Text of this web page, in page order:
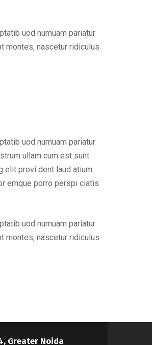
uod numuam pariatur
montes, nascetur ridiculus
uod numuam pariatur
ullam cum est sunt
elit provi dent laud atium
emque porro perspi ciatis
uod numuam pariatur
montes, nascetur ridiculus
Greater Noida